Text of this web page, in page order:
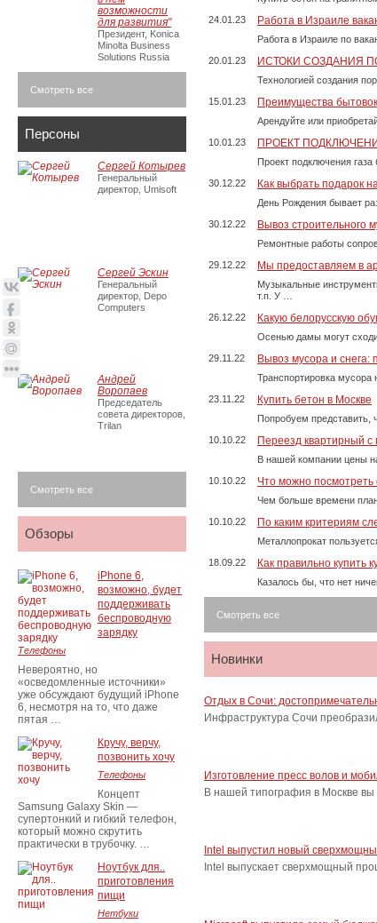
24.01.23
Работа в Израиле
Работа в Израиле по
20.01.23
ИСТОКИ СОЗДАНИЯ
Технологией создания
15.01.23
Преимущества
Арендуйте или
10.01.23
ПРОЕКТ
Проект подключения газа
30.12.22
Как выбрать подарок
День Рождения бывает
30.12.22
Вывоз строительного
Ремонтные работы
29.12.22
Мы предоставляем в
Музыкальные
т.п. У …
26.12.22
Какую белорусскую
Осенью дамы могут
29.11.22
Вывоз мусора и
Транспортировка мусора
23.11.22
Купить бетон в Москве
Попробуем представить,
10.10.22
Переезд квартирный с
В нашей компании цены
10.10.22
Что можно посмотреть
Чем больше времени
10.10.22
По каким критериям
Металлопрокат
18.09.22
Как правильно купить
Казалось бы, что нет
Смотреть все
Новинки
Отдых в Сочи:
Инфраструктура Сочи
Изготовление пресс волов и
В нашей типография в Москве
Intel выпустил новый
Intel выпускает сверхмощный
возможности
для развития"
Президент, Konica
Minolta Business
Solutions Russia
Смотреть все
Персоны
Сергей Котырев
Генеральный
директор, Umisoft
Сергей Эскин
Генеральный
директор, Depo
Computers
Андрей
Воропаев
Председатель
совета директоров,
Trilan
Смотреть все
Обзоры
iPhone 6,
возможно, будет
поддерживать
беспроводную
зарядку
Телефоны
Невероятно, но
«осведомленные источники»
уже обсуждают будущий iPhone
6, несмотря на то, что даже
пятая …
Кручу, верчу,
позвонить хочу
Телефоны
Концепт
Samsung Galaxy Skin —
супертонкий и гибкий телефон,
который можно скрутить
практически в трубочку. …
Ноутбук для..
приготовления
пищи
Нетбуки